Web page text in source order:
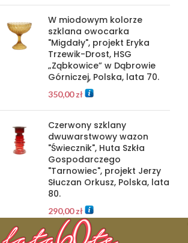
W miodowym kolorze
szklana owocarka
"Migdały", projekt Eryka
Trzewik-Drost, HSG
„Ząbkowice” w Dąbrowie
Górniczej, Polska, lata 70.
350,00zł
Czerwony szklany
dwuwarstwowy wazon
"Świecznik", Huta Szkła
Gospodarczego
"Tarnowiec", projekt Jerzy
Słuczan Orkusz, Polska, lata
80.
290,00zł